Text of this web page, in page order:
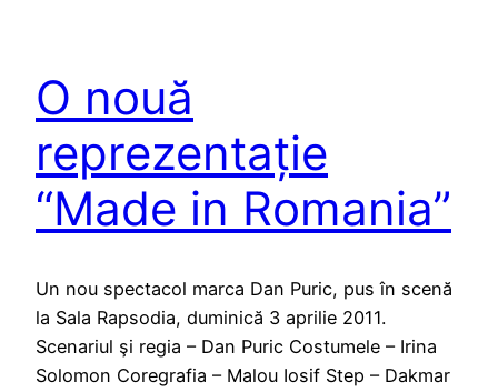
O nouă
reprezentație
“Made in Romania”
Un nou spectacol marca Dan Puric, pus în scenă
la Sala Rapsodia, duminică 3 aprilie 2011.
Scenariul şi regia – Dan Puric Costumele – Irina
Solomon Coregrafia – Malou Iosif Step – Dakmar